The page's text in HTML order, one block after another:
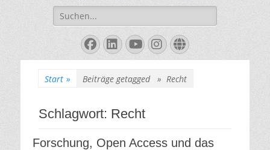
Suchen
nach:
Facebook
LinkedIn
YouTube
Instagram
Website
Start » Beiträge getagged » Recht
Schlagwort: Recht
Forschung, Open Access und das